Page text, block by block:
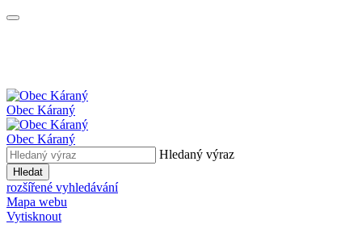
Obec Káraný
Obec Káraný
Hledaný výraz
Hledat
rozšířené vyhledávání
Mapa webu
Vytisknout